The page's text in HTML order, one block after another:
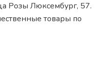
Розы Люксембург, 57.
товары по